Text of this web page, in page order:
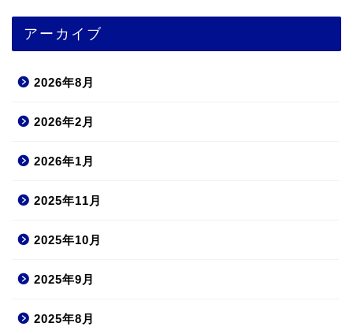
アーカイブ
2026年8月
2026年2月
2026年1月
2025年11月
2025年10月
2025年9月
2025年8月